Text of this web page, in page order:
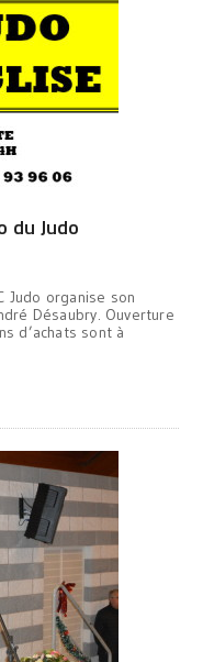
du Judo
Judo organise son
Désaubry. Ouverture
d’achats sont à